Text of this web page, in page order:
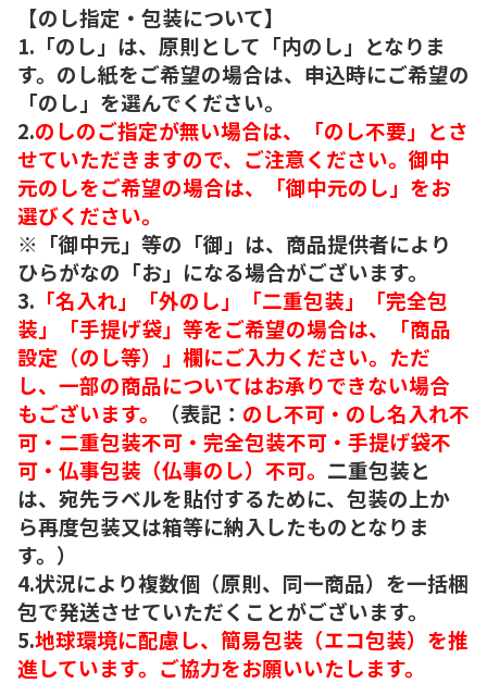
【のし指定・包装について】
1.「のし」は、原則として「内のし」となりま
す。のし紙をご希望の場合は、申込時にご希望の
「のし」を選んでください。
2.のしのご指定が無い場合は、「のし不要」とさ
せていただきますので、ご注意ください。御中
元のしをご希望の場合は、「御中元のし」をお
選びください。
※「御中元」等の「御」は、商品提供者により
ひらがなの「お」になる場合がございます。
3. 「名入れ」「外のし」「二重包装」「完全包
装」「手提げ袋」等をご希望の場合は、「商品
設定（のし等）」欄にご入力ください。ただ
し、一部の商品についてはお承りできない場合
もございます。
（表記： のし不可・のし名入れ不
可・二重包装不可・完全包装不可・手提げ袋不
可・仏事包装（仏事のし）不可。 二重包装と
は、宛先ラベルを貼付するために、包装の上か
ら再度包装又は箱等に納入したものとなりま
す。）
4.状況により複数個（原則、同一商品）を一括梱
包で発送させていただくことがございます。
5.地球環境に配慮し、簡易包装（エコ包装）を推
進しています。ご協力をお願いいたします。